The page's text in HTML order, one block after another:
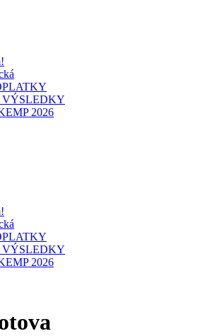
VÝSLEDKY
2026
VÝSLEDKY
2026